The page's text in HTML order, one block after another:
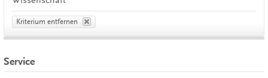
Kriterium entfernen
Service